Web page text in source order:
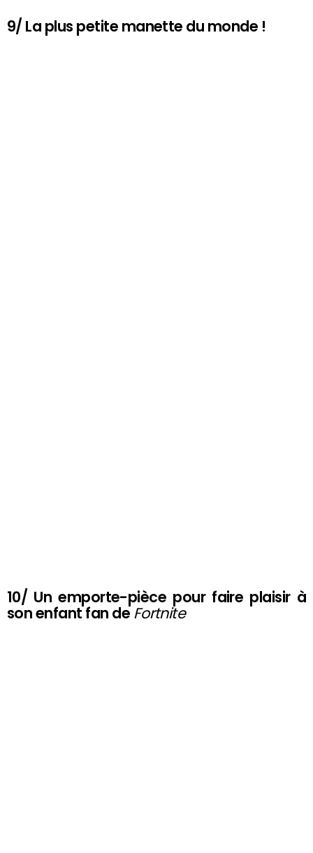
9/ La plus petite manette du monde !
10/ Un emporte-pièce pour faire plaisir à
son enfant fan deFortnite